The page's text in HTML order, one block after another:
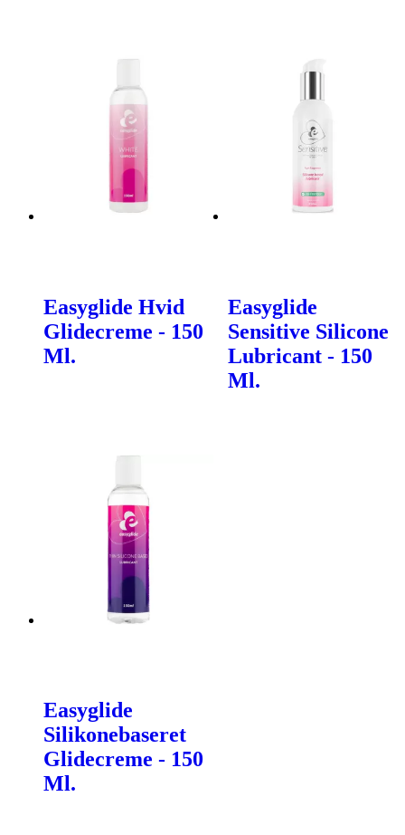
Easyglide Hvid
Glidecreme - 150
Ml.
Easyglide
Sensitive Silicone
Lubricant - 150
Ml.
Easyglide
Silikonebaseret
Glidecreme - 150
Ml.